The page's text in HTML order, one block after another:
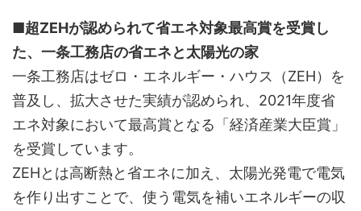
■超ZEHが認められて省エネ対象最高賞を受賞し
た、一条工務店の省エネと太陽光の家
一条工務店はゼロ・エネルギー・ハウス（ZEH）を
普及し、拡大させた実績が認められ、2021年度省
エネ対象において最高賞となる「経済産業大臣賞」
を受賞しています。
ZEHとは高断熱と省エネに加え、太陽光発電で電気
を作り出すことで、使う電気を補いエネルギーの収